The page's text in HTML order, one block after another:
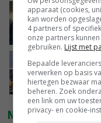
Jan
China
NIEUWSTE VIDEO'S
apparaat (cookies,
kan worden
4 partners of
onze partners
gebruiken. Lijst met
Bepaalde
verwerken op basis
hiertegen bezwaar
beheren. Zoek
een link om uw
privacy- en cookie-